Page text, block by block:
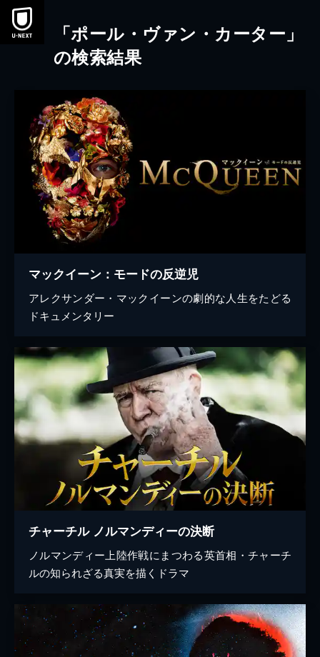
本文へスキップ
「ポール・ヴァン・カーター」
の検索結果
マックイーン：モードの反逆児
アレクサンダー・マックイーンの劇的な人生をたどる
ドキュメンタリー
チャーチル ノルマンディーの決断
ノルマンディー上陸作戦にまつわる英首相・チャーチ
ルの知られざる真実を描くドラマ